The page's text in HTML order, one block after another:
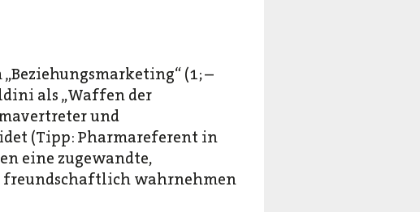
(1; –
als „Waffen der
und
(Tipp: Pharmareferent in
eine zugewandte,
freundschaftlich wahrnehmen